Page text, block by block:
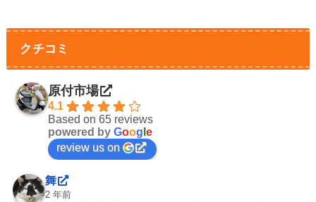
クチコミ
原付市場
4.1
Based on 65 reviews
powered by Goog e
review us on
舞
2 年前